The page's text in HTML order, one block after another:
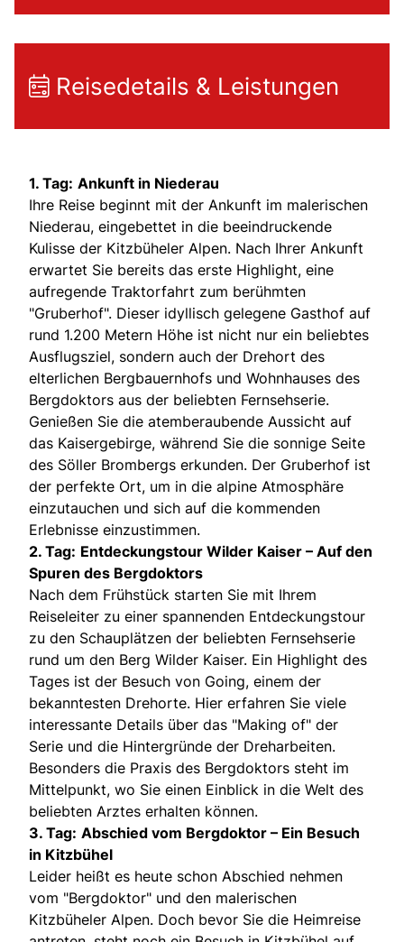
Reisedetails & Leistungen
1. Tag: Ankunft in Niederau
Ihre Reise beginnt mit der Ankunft im malerischen
Niederau, eingebettet in die beeindruckende
Kulisse der Kitzbüheler Alpen. Nach Ihrer Ankunft
erwartet Sie bereits das erste Highlight, eine
aufregende Traktorfahrt zum berühmten
"Gruberhof". Dieser idyllisch gelegene Gasthof auf
rund 1.200 Metern Höhe ist nicht nur ein beliebtes
Ausflugsziel, sondern auch der Drehort des
elterlichen Bergbauernhofs und Wohnhauses des
Bergdoktors aus der beliebten Fernsehserie.
Genießen Sie die atemberaubende Aussicht auf
das Kaisergebirge, während Sie die sonnige Seite
des Söller Brombergs erkunden. Der Gruberhof ist
der perfekte Ort, um in die alpine Atmosphäre
einzutauchen und sich auf die kommenden
Erlebnisse einzustimmen.
2. Tag: Entdeckungstour Wilder Kaiser – Auf den
Spuren des Bergdoktors
Nach dem Frühstück starten Sie mit Ihrem
Reiseleiter zu einer spannenden Entdeckungstour
zu den Schauplätzen der beliebten Fernsehserie
rund um den Berg Wilder Kaiser. Ein Highlight des
Tages ist der Besuch von Going, einem der
bekanntesten Drehorte. Hier erfahren Sie viele
interessante Details über das "Making of" der
Serie und die Hintergründe der Dreharbeiten.
Besonders die Praxis des Bergdoktors steht im
Mittelpunkt, wo Sie einen Einblick in die Welt des
beliebten Arztes erhalten können.
3. Tag: Abschied vom Bergdoktor – Ein Besuch
in Kitzbühel
Leider heißt es heute schon Abschied nehmen
vom "Bergdoktor" und den malerischen
Kitzbüheler Alpen. Doch bevor Sie die Heimreise